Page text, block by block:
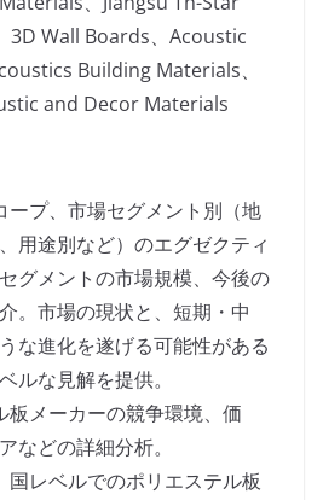
Wall Boards、Acoustic
Building Materials、
and Decor Materials
ープ、市場セグメント別（地
用途別など）のエグゼクティ
グメントの市場規模、今後の
。市場の現状と、短期・中
な進化を遂げる可能性がある
ルな見解を提供。
板メーカーの競争環境、価
などの詳細分析。
レベルでのポリエステル板